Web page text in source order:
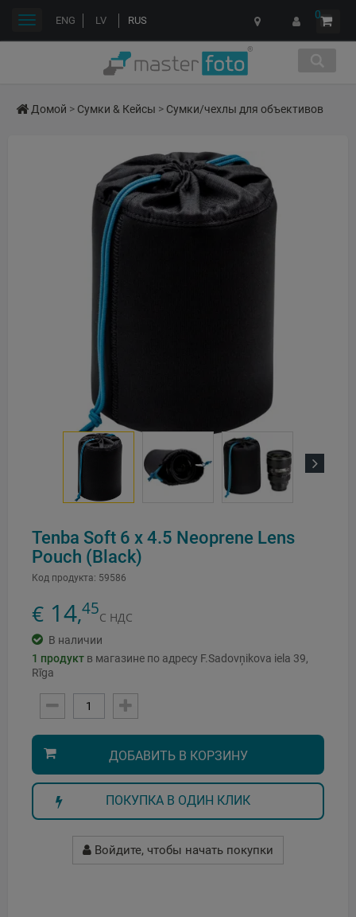
ENG LV RUS 0
Переключить
Домой > Сумки & Кейсы > Сумки/чехлы для объективов
Tenba Soft 6 x 4.5 Neoprene Lens
Pouch (Black)
Код продукта: 59586
€ 14,45С НДС
В наличии
1 продукт в магазине по адресу F.Sadovņikova iela 39,
Rīga
ДОБАВИТЬ В КОРЗИНУ
ПОКУПКА В ОДИН КЛИК
Войдите, чтобы начать покупки